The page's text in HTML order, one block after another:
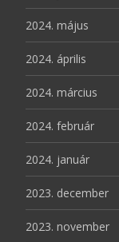
2024. május
2024. április
2024. március
2024. február
2024. január
2023. december
2023. november